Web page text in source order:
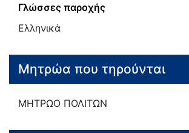
Γλώσσες παροχής
Ελληνικά
Μητρώα που τηρούνται
ΜΗΤΡΩΟ ΠΟΛΙΤΩΝ